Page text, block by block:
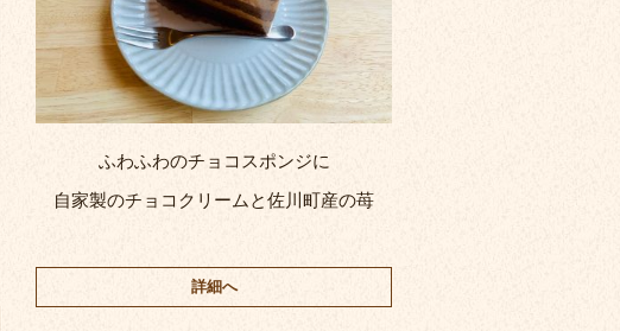
ふわふわのチョコスポンジに
自家製のチョコクリームと佐川町産の苺
詳細へ